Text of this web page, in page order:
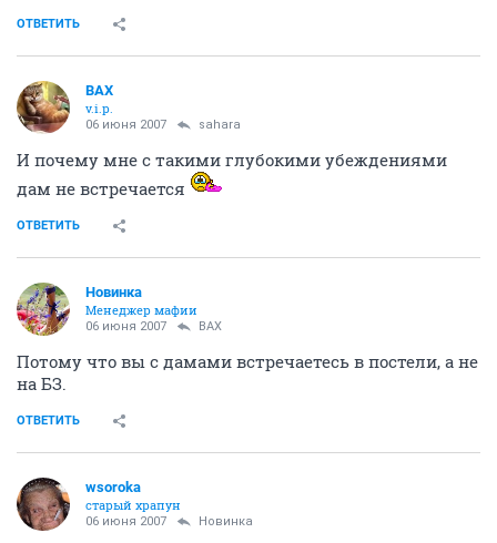
ОТВЕТИТЬ
ВАХ
v.i.p.
06 июня 2007 sahara
И почему мне с такими глубокими убеждениями
дам не встречается
ОТВЕТИТЬ
Новинка
Менеджер мафии
06 июня 2007 ВАХ
Потому что вы с дамами встречаетесь в постели, а не
на БЗ.
ОТВЕТИТЬ
wsoroka
старый храпун
06 июня 2007 Новинка